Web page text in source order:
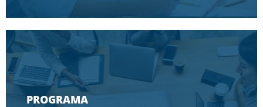
Conoce aquí las herramientas con las que
contaras en tu programa
PROGRAMA